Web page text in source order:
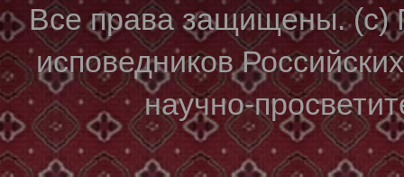
Все права защищены. (с)
исповедников
научно-